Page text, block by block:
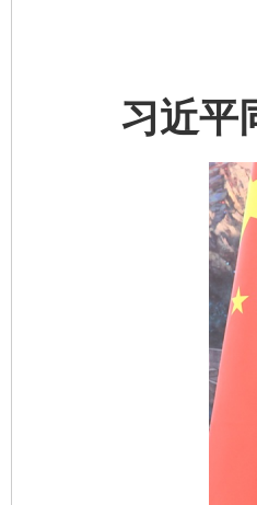
习近平同